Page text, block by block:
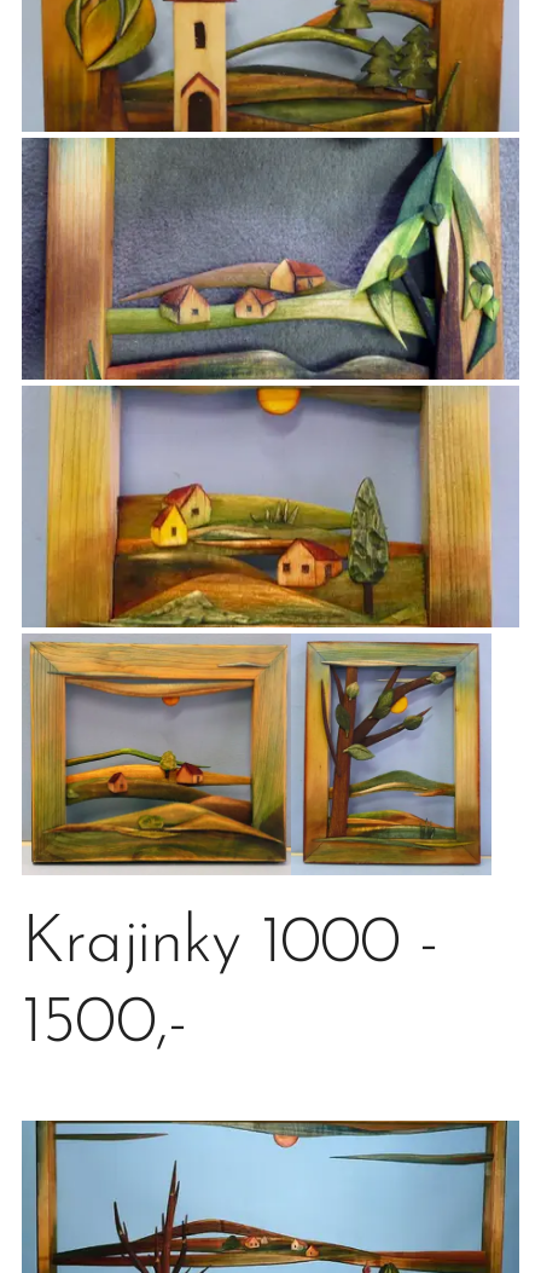
Krajinky 1000 -
1500,-